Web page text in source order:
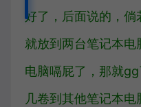
好了，后面说的，倘
就放到两台笔记本
电脑嗝屁了，那就
几卷到其他笔记本